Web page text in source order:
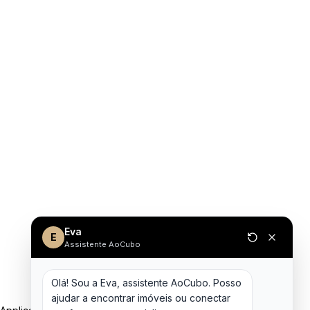
E Eva
Assistente AoCubo
Olá! Sou a Eva, assistente AoCubo. Posso
ajudar a encontrar imóveis ou conectar